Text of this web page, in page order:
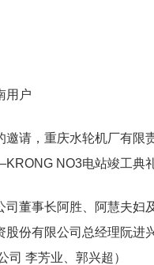
用户
请，重庆水轮机厂有限
NO3电站竣工典礼
司董事长阿胜、阿慧夫
股份有限公司总经理阮
司 李芳业、郭兴超）